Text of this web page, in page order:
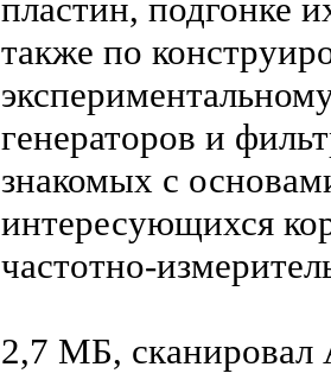
пластин, подгонке
также по
генераторов и
знакомых с
интересующихся
частотно-
2,7 МБ, сканировал